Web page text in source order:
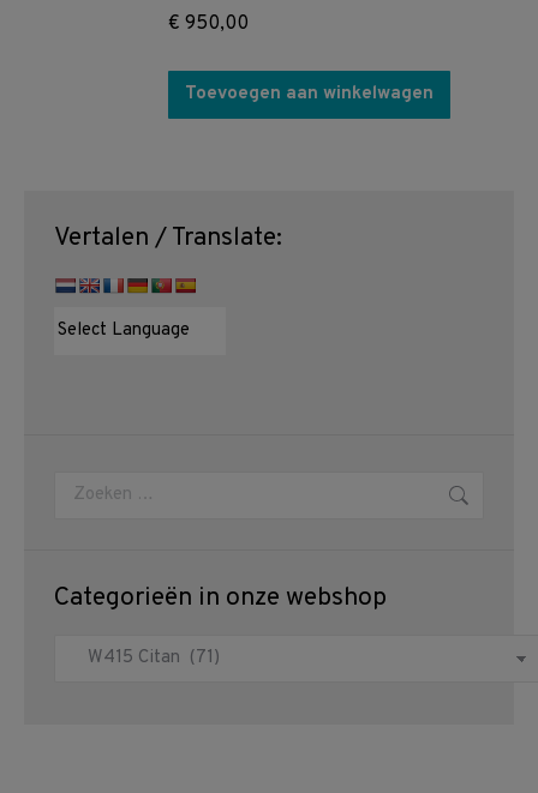
€ 950,00
Toevoegen aan winkelwagen
Vertalen / Translate:
Zoeken:
Categorieën in onze webshop